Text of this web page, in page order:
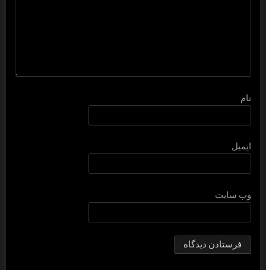
نام
ایمیل
وب‌ سایت